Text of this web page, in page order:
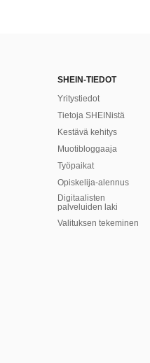
SHEIN-TIEDOT
Yritystiedot
Tietoja SHEINistä
Kestävä kehitys
Muotibloggaaja
Työpaikat
Opiskelija-alennus
Digitaalisten
palveluiden laki
Valituksen tekeminen